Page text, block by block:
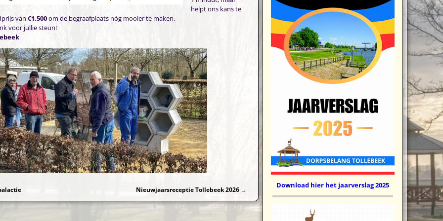
helpt ons kans te
van €1.500om de begraafplaats nóg mooier te maken.
voor jullie steun!
Nieuwjaarsreceptie Tollebeek 2026 → Download hier het jaarverslag 2025